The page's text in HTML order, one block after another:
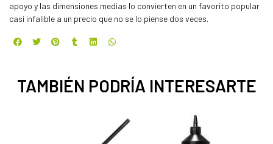
apoyo y las dimensiones medias lo convierten en un favorito popular
casi infalible a un precio que no se lo piense dos veces.
TAMBIÉN PODRÍA INTERESARTE